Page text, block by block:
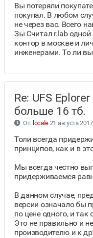
Вы потеряли
покупал. В любом
не через вас. Всего
Зы Считал r.lab
контор в москве и
инженерами. То ли вы
Re: UFS
больше 16 тб.
От: locale 21 августа
Толи всегда
принципов, как и в
Мы всегда честно
придерживаемся
В данном случае,
версии означало бы
по цене одного, и
Это не правильно и
производителю и к